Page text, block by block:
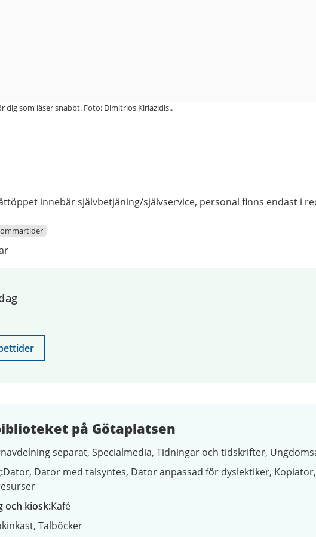
dig som läser snabbt. Foto: Dimitrios Kiriazidis..
innebär självbetjäning/självservice, personal finns endast i
på Götaplatsen
separat Specialmedia Tidningar och tidskrifter
Dator Dator med talsyntes Dator anpassad för dyslektiker Kopiator
och kiosk Kafé
Talböcker